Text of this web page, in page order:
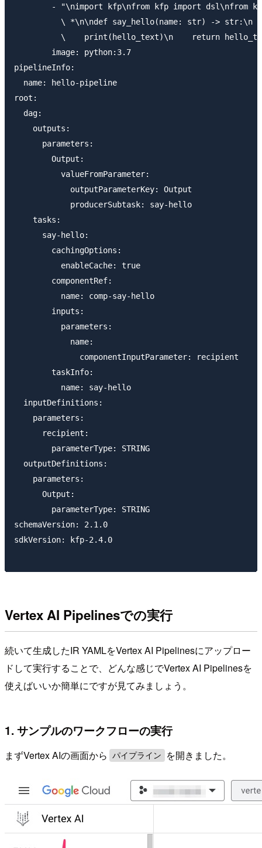
- "\nimport kfp\nfrom kfp import dsl\nfrom
\ *\n\ndef say_hello(name: str) -> str:\n
\    print(hello_text)\n    return
        image: python:3.7
pipelineInfo:
  name: hello-pipeline
root:
  dag:
    outputs:
      parameters:
        Output:
          valueFromParameter:
            outputParameterKey: Output
            producerSubtask: say-hello
    tasks:
      say-hello:
        cachingOptions:
          enableCache: true
        componentRef:
          name: comp-say-hello
        inputs:
          parameters:
            name:
              componentInputParameter: recipient
        taskInfo:
          name: say-hello
  inputDefinitions:
    parameters:
      recipient:
        parameterType: STRING
  outputDefinitions:
    parameters:
      Output:
        parameterType: STRING
schemaVersion: 2.1.0
sdkVersion: kfp-2.4.0
Vertex AI Pipelinesでの実行
続いて生成したIR YAMLをVertex AI Pipelinesにアップロー
ドして実行することで、どんな感じでVertex AI Pipelinesを
使えばいいか簡単にですが見てみましょう。
1. サンプルのワークフローの実行
まずVertex AIの画面から パイプライン を開きました。